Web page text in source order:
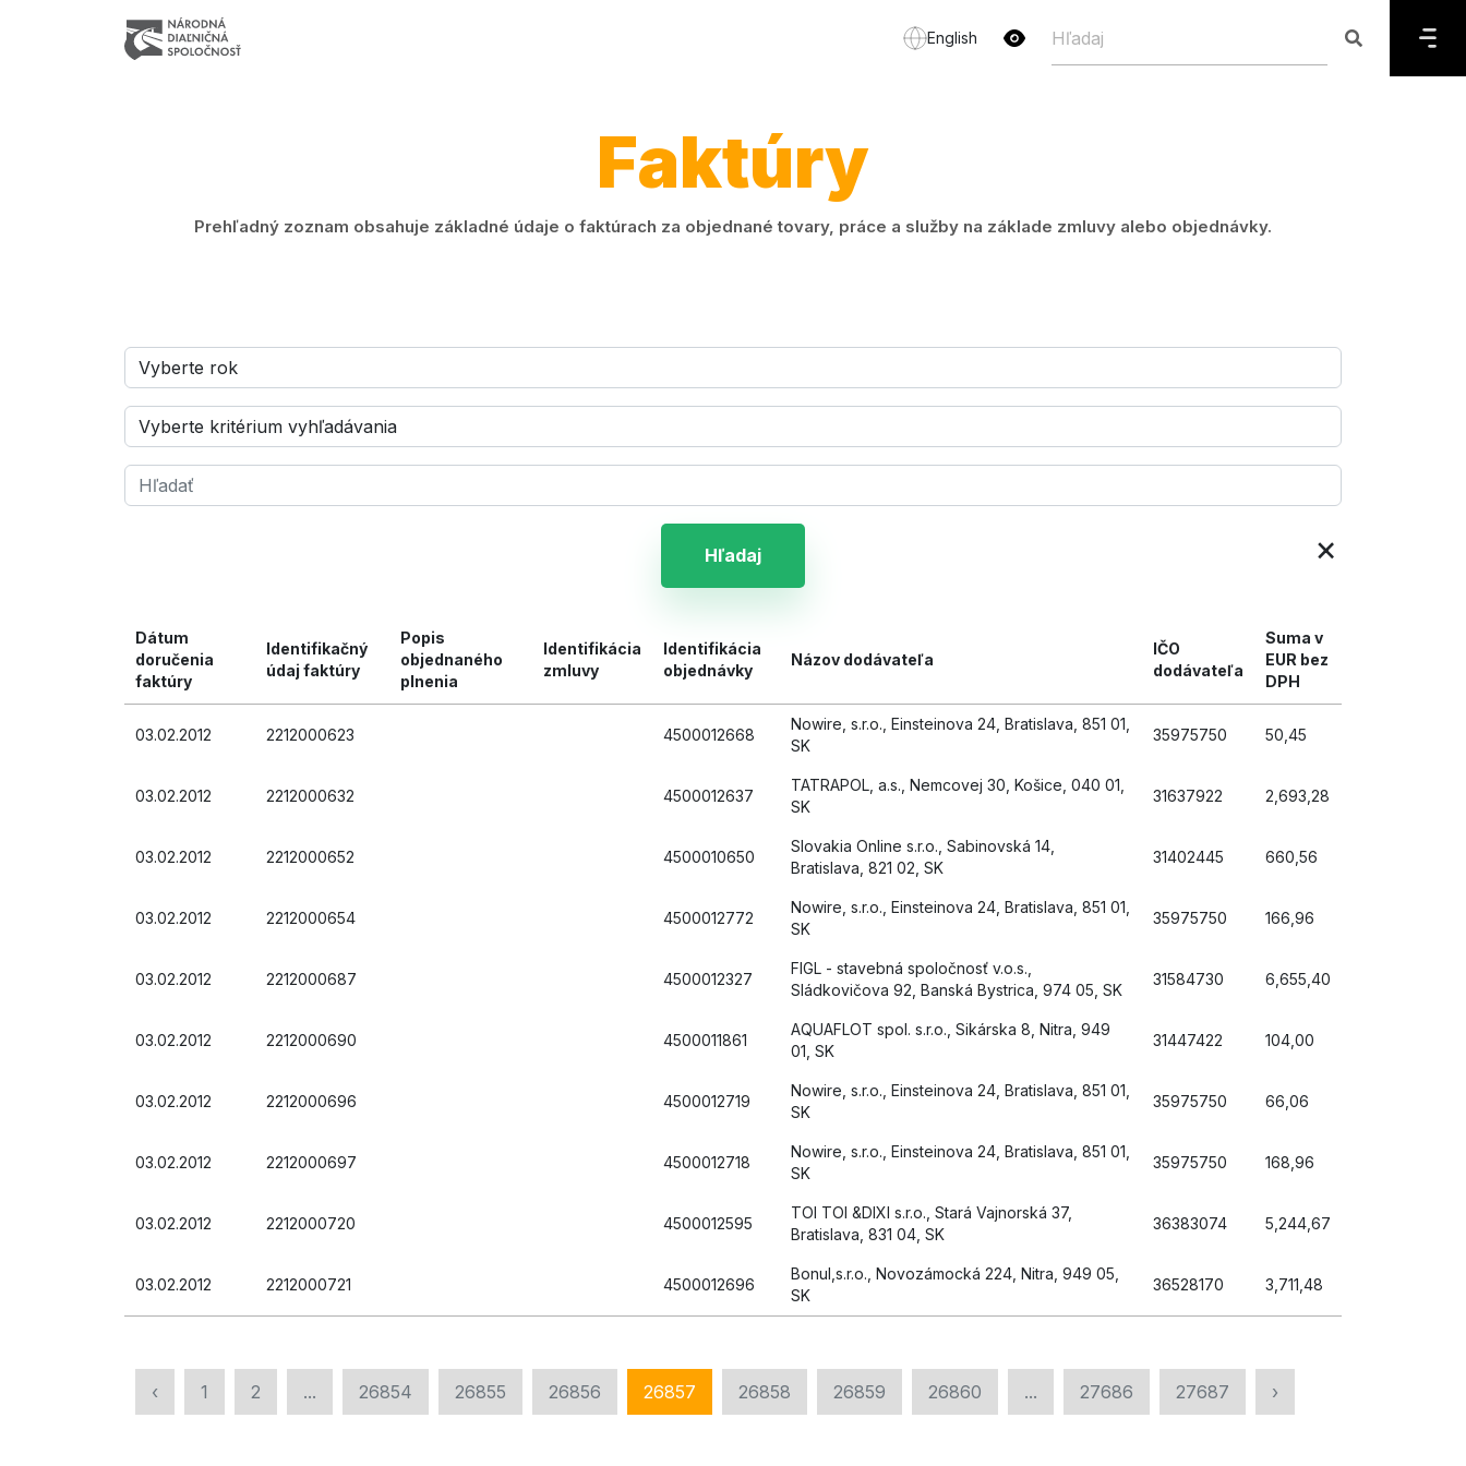
English
Faktúry
Prehľadný zoznam obsahuje základné údaje o faktúrach za objednané tovary, práce a služby na základe zmluvy alebo objednávky.
Hľadaj ×
Dátum
doručenia
faktúry
Identifikačný
údaj faktúry
Popis
objednaného
plnenia
Identifikácia
zmluvy
Identifikácia
objednávky
Názov dodávateľa
IČO
dodávateľa
Suma v
EUR bez
DPH
03.02.2012 2212000623 4500012668
Nowire, s.r.o., Einsteinova 24, Bratislava, 851 01,
SK
35975750 50,45
03.02.2012 2212000632 4500012637
TATRAPOL, a.s., Nemcovej 30, Košice, 040 01,
SK
31637922 2,693,28
03.02.2012 2212000652 4500010650
Slovakia Online s.r.o., Sabinovská 14,
Bratislava, 821 02, SK
31402445 660,56
03.02.2012 2212000654 4500012772
Nowire, s.r.o., Einsteinova 24, Bratislava, 851 01,
SK
35975750 166,96
03.02.2012 2212000687 4500012327
FIGL - stavebná spoločnosť v.o.s.,
Sládkovičova 92, Banská Bystrica, 974 05, SK
31584730 6,655,40
03.02.2012 2212000690 4500011861
AQUAFLOT spol. s.r.o., Sikárska 8, Nitra, 949
01, SK
31447422 104,00
03.02.2012 2212000696 4500012719
Nowire, s.r.o., Einsteinova 24, Bratislava, 851 01,
SK
35975750 66,06
03.02.2012 2212000697 4500012718
Nowire, s.r.o., Einsteinova 24, Bratislava, 851 01,
SK
35975750 168,96
03.02.2012 2212000720 4500012595
TOI TOI &DIXI s.r.o., Stará Vajnorská 37,
Bratislava, 831 04, SK
36383074 5,244,67
03.02.2012 2212000721 4500012696
Bonul,s.r.o., Novozámocká 224, Nitra, 949 05,
SK
36528170 3,711,48
‹ 1 2 ... 26854 26855 26856 26857 26858 26859 26860 ... 27686 27687 ›